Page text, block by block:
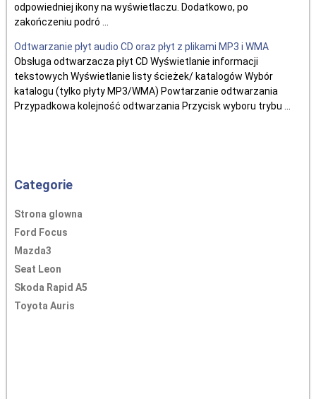
odpowiedniej ikony na wyświetlaczu. Dodatkowo, po
zakończeniu podró ...
Odtwarzanie płyt audio CD oraz płyt z plikami MP3 i WMA
Obsługa odtwarzacza płyt CD Wyświetlanie informacji
tekstowych Wyświetlanie listy ścieżek/ katalogów Wybór
katalogu (tylko płyty MP3/WMA) Powtarzanie odtwarzania
Przypadkowa kolejność odtwarzania Przycisk wyboru trybu ...
Categorie
Strona glowna
Ford Focus
Mazda3
Seat Leon
Skoda Rapid A5
Toyota Auris